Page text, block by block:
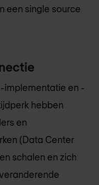
een single source
implementatie en -
hebben
en
(Data Center
schalen en zich